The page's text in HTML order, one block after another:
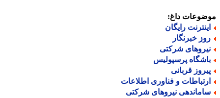
داغ:
رایگان
خبرنگار
شرکتی
پرسپولیس
قربانی
و فناوری اطلاعات
نیروهای شرکتی